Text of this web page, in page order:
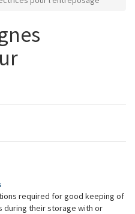
required for good keeping of
their storage with or